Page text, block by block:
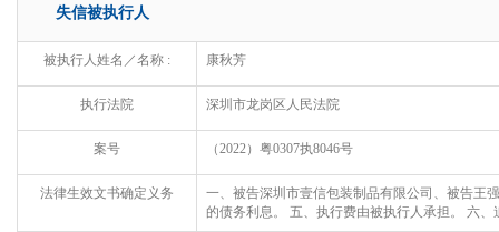
失信被执行人
被执行人姓名／名称 : 康秋芳
执行法院 深圳市龙岗区人民法院
案号 （2022）粤0307执8046号
法律生效文书确定义务
一、被告深圳市壹信包装制品有限公司、被告王
的债务利息。 五、执行费由被执行人承担。 六、